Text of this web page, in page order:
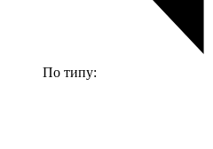
По типу: